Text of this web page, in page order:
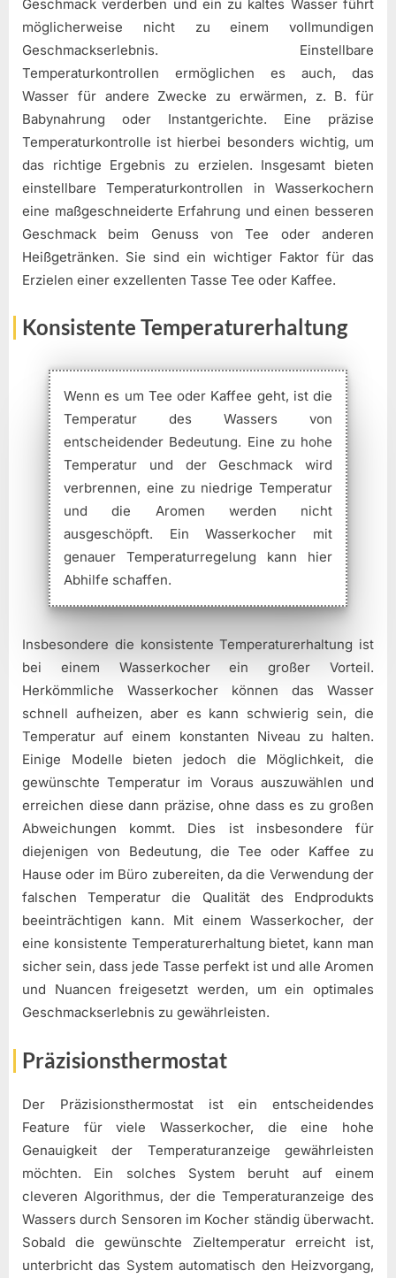
Geschmack verderben und ein zu kaltes Wasser führt
möglicherweise nicht zu einem vollmundigen
Geschmackserlebnis. Einstellbare
Temperaturkontrollen ermöglichen es auch, das
Wasser für andere Zwecke zu erwärmen, z. B. für
Babynahrung oder Instantgerichte. Eine präzise
Temperaturkontrolle ist hierbei besonders wichtig, um
das richtige Ergebnis zu erzielen. Insgesamt bieten
einstellbare Temperaturkontrollen in Wasserkochern
eine maßgeschneiderte Erfahrung und einen besseren
Geschmack beim Genuss von Tee oder anderen
Heißgetränken. Sie sind ein wichtiger Faktor für das
Erzielen einer exzellenten Tasse Tee oder Kaffee.
Konsistente Temperaturerhaltung
Wenn es um Tee oder Kaffee geht, ist die
Temperatur des Wassers von
entscheidender Bedeutung. Eine zu hohe
Temperatur und der Geschmack wird
verbrennen, eine zu niedrige Temperatur
und die Aromen werden nicht
ausgeschöpft. Ein Wasserkocher mit
genauer Temperaturregelung kann hier
Abhilfe schaffen.
Insbesondere die konsistente Temperaturerhaltung ist
bei einem Wasserkocher ein großer Vorteil.
Herkömmliche Wasserkocher können das Wasser
schnell aufheizen, aber es kann schwierig sein, die
Temperatur auf einem konstanten Niveau zu halten.
Einige Modelle bieten jedoch die Möglichkeit, die
gewünschte Temperatur im Voraus auszuwählen und
erreichen diese dann präzise, ohne dass es zu großen
Abweichungen kommt. Dies ist insbesondere für
diejenigen von Bedeutung, die Tee oder Kaffee zu
Hause oder im Büro zubereiten, da die Verwendung der
falschen Temperatur die Qualität des Endprodukts
beeinträchtigen kann. Mit einem Wasserkocher, der
eine konsistente Temperaturerhaltung bietet, kann man
sicher sein, dass jede Tasse perfekt ist und alle Aromen
und Nuancen freigesetzt werden, um ein optimales
Geschmackserlebnis zu gewährleisten.
Präzisionsthermostat
Der Präzisionsthermostat ist ein entscheidendes
Feature für viele Wasserkocher, die eine hohe
Genauigkeit der Temperaturanzeige gewährleisten
möchten. Ein solches System beruht auf einem
cleveren Algorithmus, der die Temperaturanzeige des
Wassers durch Sensoren im Kocher ständig überwacht.
Sobald die gewünschte Zieltemperatur erreicht ist,
unterbricht das System automatisch den Heizvorgang,